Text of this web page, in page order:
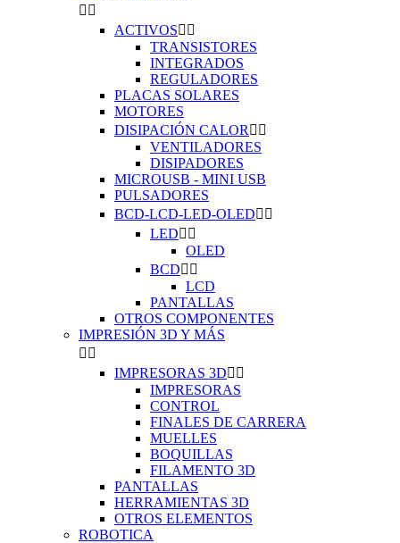
 
ACTIVOS 
TRANSISTORES
INTEGRADOS
REGULADORES
PLACAS SOLARES
MOTORES
DISIPACIÓN CALOR  
VENTILADORES
DISIPADORES
MICROUSB - MINI USB
PULSADORES
BCD-LCD-LED-OLED 
LED 
OLED
BCD 
LCD
PANTALLAS
OTROS COMPONENTES
IMPRESIÓN 3D Y MÁS
 
IMPRESORAS 3D 
IMPRESORAS
CONTROL
FINALES DE CARRERA
MUELLES
BOQUILLAS
FILAMENTO 3D
PANTALLAS
HERRAMIENTAS 3D
OTROS ELEMENTOS
ROBOTICA